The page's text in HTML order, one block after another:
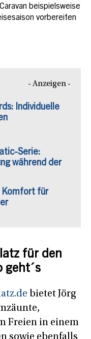
beispielsweise
vorbereiten
- Anzeigen -
Individuelle
Serie:
während der
Komfort für
für den
geht´s
bietet Jörg
Freien in einem